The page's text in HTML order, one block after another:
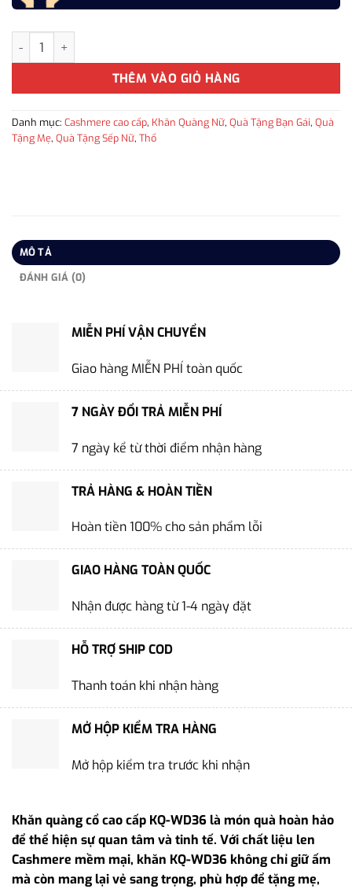
Khăn quàng cổ cao cấp len Cashmere cho nữ KQ-WD36 làm
THÊM VÀO GIỎ HÀNG
Danh mục: Cashmere cao cấp, Khăn Quàng Nữ, Quà Tặng Bạn Gái, Quà
Tặng Mẹ, Quà Tặng Sếp Nữ, Thổ
MÔ TẢ
ĐÁNH GIÁ (0)
MIỄN PHÍ VẬN CHUYỂN
Giao hàng MIỄN PHÍ toàn quốc
7 NGÀY ĐỔI TRẢ MIỄN PHÍ
7 ngày kể từ thời điểm nhận hàng
TRẢ HÀNG & HOÀN TIỀN
Hoàn tiền 100% cho sản phẩm lỗi
GIAO HÀNG TOÀN QUỐC
Nhận được hàng từ 1-4 ngày đặt
HỖ TRỢ SHIP COD
Thanh toán khi nhận hàng
MỞ HỘP KIỂM TRA HÀNG
Mở hộp kiểm tra trước khi nhận
Khăn quàng cổ cao cấp KQ-WD36 là món quà hoàn hảo
để thể hiện sự quan tâm và tinh tế. Với chất liệu len
Cashmere mềm mại, khăn KQ-WD36 không chỉ giữ ấm
mà còn mang lại vẻ sang trọng, phù hợp để tặng mẹ,